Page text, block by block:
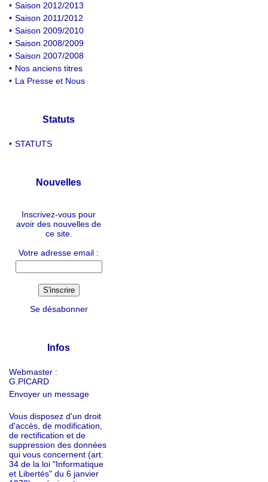
• Saison 2012/2013
• Saison 2011/2012
• Saison 2009/2010
• Saison 2008/2009
• Saison 2007/2008
• Nos anciens titres
• La Presse et Nous
Statuts
• STATUTS
Nouvelles
Inscrivez-vous pour
avoir des nouvelles de
ce site.
Votre adresse email :
Se désabonner
Infos
Webmaster :
G.PICARD
Envoyer un message
Vous disposez d'un droit
d'accès, de modification,
de rectification et de
suppression des données
qui vous concernent (art.
34 de la loi "Informatique
et Libertés" du 6 janvier